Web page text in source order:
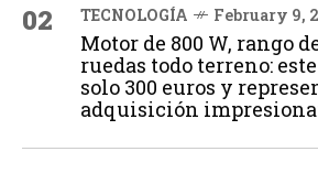
02 TECNOLOGÍA February 9,
Motor de 800 W, rango
ruedas todo terreno:
solo 300 euros y
adquisición